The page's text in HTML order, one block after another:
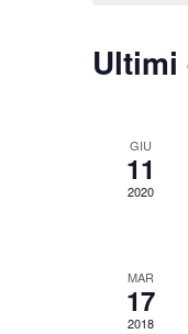
Ultimi
GIU
11
2020
MAR
17
2018